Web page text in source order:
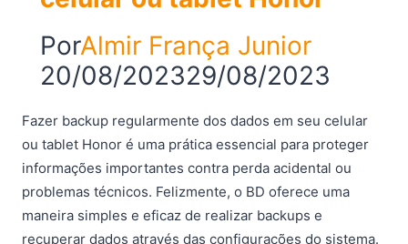
PorAlmir França Junior
20/08/202329/08/2023
Fazer backup regularmente dos dados em seu celular
ou tablet Honor é uma prática essencial para proteger
informações importantes contra perda acidental ou
problemas técnicos. Felizmente, o BD oferece uma
maneira simples e eficaz de realizar backups e
recuperar dados através das configurações do sistema.